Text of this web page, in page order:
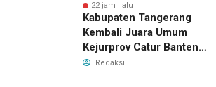
22 jam lalu
Kabupaten Tangerang
Kembali Juara Umum
Kejurprov Catur Banten
2026, Raih 24 Medali
Redaksi